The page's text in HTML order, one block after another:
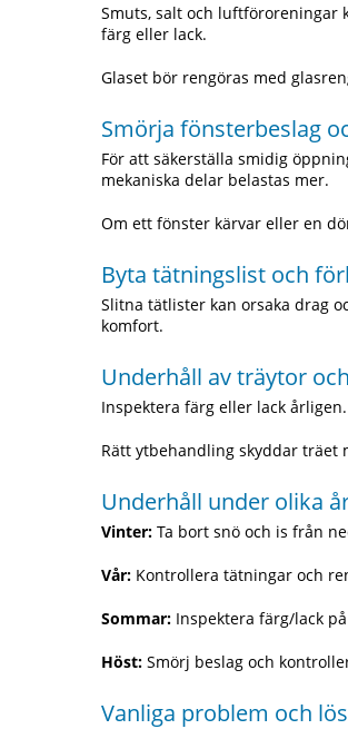
Smuts, salt och luftföroreningar
färg eller lack.
Glaset bör rengöras med
Smörja fönsterbeslag
För att säkerställa smidig
mekaniska delar belastas mer.
Om ett fönster kärvar eller en
Byta tätningslist och
Slitna tätlister kan orsaka drag
komfort.
Underhåll av träytor
Inspektera färg eller lack
Rätt ytbehandling skyddar
Underhåll under olika
Vinter:Ta bort snö och is från
Vår:Kontrollera tätningar och
Sommar:Inspektera färg/lack
Höst:Smörj beslag och
Vanliga problem och